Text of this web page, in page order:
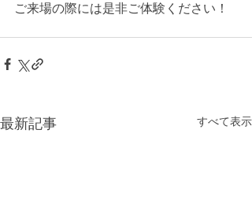
ご来場の際には是非ご体験ください！
最新記事 すべて表示